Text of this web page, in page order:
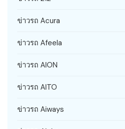
ข่าวรถ Acura
ข่าวรถ Afeela
ข่าวรถ AION
ข่าวรถ AITO
ข่าวรถ Aiways